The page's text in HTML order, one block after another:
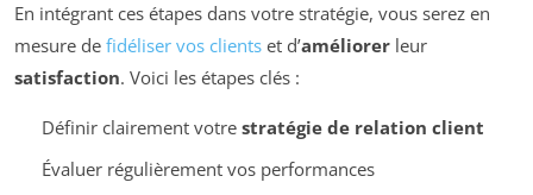
En intégrant ces étapes dans votre stratégie, vous serez en
mesure de fidéliser vos clients et d’améliorer leur
satisfaction. Voici les étapes clés :
Définir clairement votre stratégie de relation client
Évaluer régulièrement vos performances